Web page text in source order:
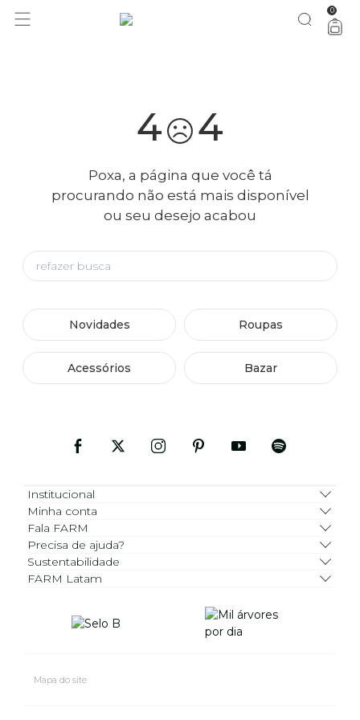
você merece 30% OFF pra comemorar com a gente aproveita! 0
4 4
Poxa, a página que você tá
procurando não está mais disponível
ou seu desejo acabou
Novidades Roupas
Acessórios Bazar
Institucional
Minha conta
Fala FARM
Precisa de ajuda?
Sustentabilidade
FARM Latam
Mapa do site